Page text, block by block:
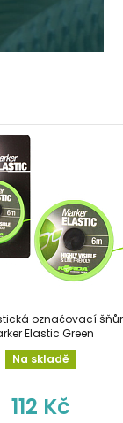
označovací
Elastic Green
Na skladě
112 Kč